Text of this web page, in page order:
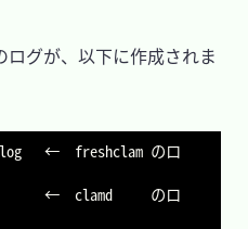
グが、以下に作成されま
ロ